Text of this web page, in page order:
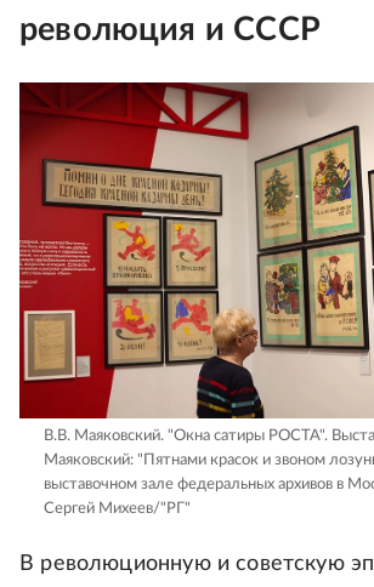
революция и СССР
В.В. Маяковский. "Окна сатиры РОСТА".
Маяковский: "Пятнами красок и звоном
выставочном зале федеральных архивов в
Сергей Михеев/"РГ"
В революционную и советскую